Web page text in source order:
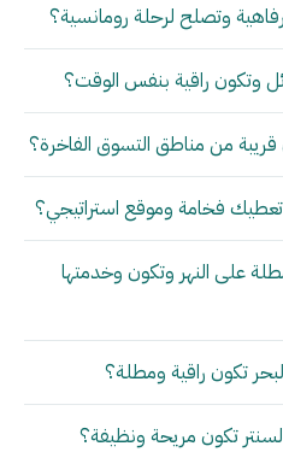
وتصلح لرحلة رومانسية؟
وتكون راقية بنفس الوقت؟
من مناطق التسوق الفاخرة؟
فخامة وموقع استراتيجي؟
على النهر وتكون وخدمتها
تكون راقية ومطلة؟
تكون مريحة ونظيفة؟